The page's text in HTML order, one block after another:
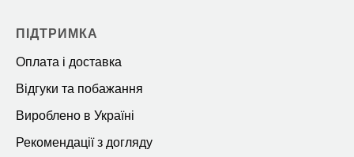
ПІДТРИМКА
Оплата і доставка
Відгуки та побажання
Вироблено в Україні
Рекомендації з догляду